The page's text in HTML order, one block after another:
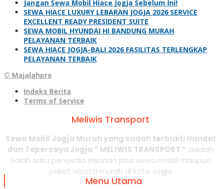
Jangan Sewa Mobil Hiace Jogja Sebelum Ini!
SEWA HIACE LUXURY LEBARAN JOGJA 2026 SERVICE
EXCELLENT READY PRESIDENT SUITE
SEWA MOBIL HYUNDAI HI BANDUNG MURAH
PELAYANAN TERBAIK
SEWA HIACE JOGJA-BALI 2026 FASILITAS TERLENGKAP
PELAYANAN TERBAIK
© Majalahpro
Indeks Berita
Terms of Service
Meliwis Transport
Sewa Mobil Jogja Murah yang sudah terbukti Handal
dan Tepercaya Jogja ” MELIWIS TRANSPORT “ adalah
salah satu penyedia layanan jasa sewa mobil maupun
paket wisata murah di kota Jogja
Menu Utama